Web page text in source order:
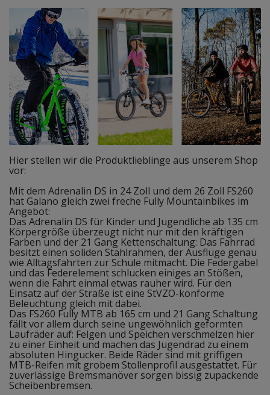
Hier stellen wir die Produktlieblinge aus unserem Shop
vor:
Mit dem Adrenalin DS in 24 Zoll und dem 26 Zoll FS260
hat Galano gleich zwei freche Fully Mountainbikes im
Angebot:
Das Adrenalin DS für Kinder und Jugendliche ab 135 cm
Körpergröße überzeugt nicht nur mit den kräftigen
Farben und der 21 Gang Kettenschaltung: Das Fahrrad
besitzt einen soliden Stahlrahmen, der Ausflüge genau
wie Alltagsfahrten zur Schule mitmacht. Die Federgabel
und das Federelement schlucken einiges an Stößen,
wenn die Fahrt einmal etwas rauher wird. Für den
Einsatz auf der Straße ist eine StVZO-konforme
Beleuchtung gleich mit dabei.
Das FS260 Fully MTB ab 165 cm und 21 Gang Schaltung
fällt vor allem durch seine ungewöhnlich geformten
Laufräder auf: Felgen und Speichen verschmelzen hier
zu einer Einheit und machen das Jugendrad zu einem
absoluten Hingucker. Beide Räder sind mit griffigen
MTB-Reifen mit grobem Stollenprofil ausgestattet. Für
zuverlässige Bremsmanöver sorgen bissig zupackende
Scheibenbremsen.